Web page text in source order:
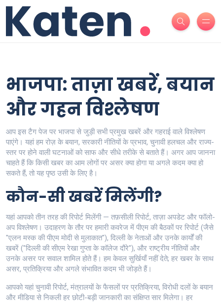
भाजपा: ताज़ा खबरें, बयान
और गहन विश्लेषण
आप इस टैग पेज पर भाजपा से जुड़ी सभी प्रमुख खबरें और गहराई वाले विश्लेषण
पाएंगे। यहां हम रोज़ के बयान, सरकारी नीतियों के प्रभाव, चुनावी हलचल और राज्य-
स्तर पर होने वाली घटनाओं को साफ और सीधे तरीके से बताते हैं। अगर आप जानना
चाहते हैं कि किसी खबर का आम लोगों पर असर क्या होगा या अगले कदम क्या हो
सकते हैं, तो यह पृष्ठ उसी के लिए है।
कौन-सी खबरें मिलेंगी?
यहां आपको तीन तरह की रिपोर्ट मिलेंगी — तफ़सीली रिपोर्ट, ताज़ा अपडेट और फॉलो-
अप विश्लेषण। उदाहरण के तौर पर हमारी कवरेज में पीएम की बैठकों पर रिपोर्ट (जैसे
"एलन मस्क की पीएम मोदी से मुलाकात"), दिल्ली के नेताओं और उनके कार्यों की
खबरें ("दिल्ली की सीएम रेखा गुप्ता के कॉलेज दौरे"), और राष्ट्रीय नीतियों और
उनके असर पर सवाल शामिल होते हैं। हम केवल सुर्खियाँ नहीं देते; हर खबर के साथ
असर, प्रतिक्रिया और अगले संभावित कदम भी जोड़ते हैं।
आपको यहां चुनावी रिपोर्ट, मंत्रालयों के फैसलों पर प्रतिक्रिया, विरोधी दलों के बयान
और मीडिया से निकली हर छोटी-बड़ी जानकारी का संक्षिप्त सार मिलेगा। हर